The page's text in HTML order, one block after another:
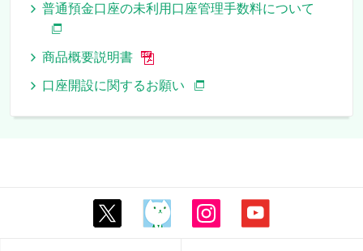
普通預金口座の未利用口座管理手数料について
商品概要説明書
口座開設に関するお願い